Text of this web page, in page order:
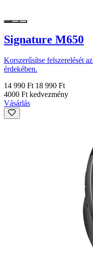
Signature M650
Korszerűsítse felszerelését
érdekében.
14 990 Ft 18 990 Ft
4000 Ft kedvezmény
Vásárlás